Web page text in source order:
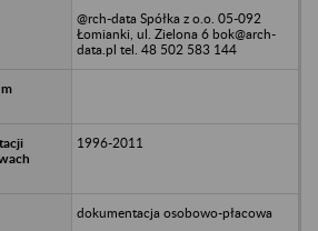
@rch-data Spółka z o.o. 05-092
Łomianki, ul. Zielona 6 bok@arch-
data.pl tel. 48 502 583 144
1996-2011
dokumentacja osobowo-płacowa